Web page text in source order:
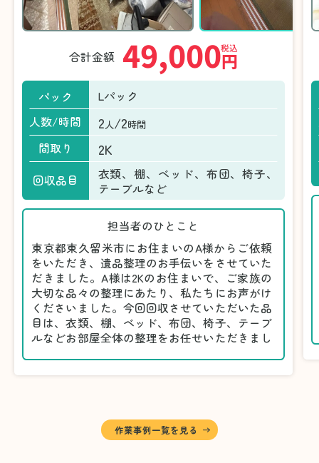
合計金額 49,000円
税込
パック
Lパック
人数/時間
2人 /2時間
間取り 2K
回収品目
衣類、棚、ベッド、布団、椅子、
テーブルなど
担当者のひとこと
東京都東久留米市にお住まいのA様からご依頼
をいただき、遺品整理のお手伝いをさせていた
だきました。A様は2Kのお住まいで、ご家族の
大切な品々の整理にあたり、私たちにお声がけ
くださいました。今回回収させていただいた品
目は、衣類、棚、ベッド、布団、椅子、テーブ
ルなどお部屋全体の整理をお任せいただきまし
に仕分けしました。
A様から「手際よく進めてくれて助かりまし
作業事例一覧を見る